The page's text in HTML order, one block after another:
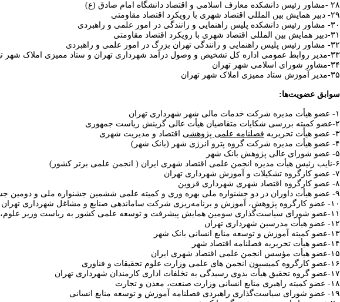
۲۸ -مشاور رئیس دانشکده معارف اسلامی و اقتصاد دانشگاه امام صادق (ع)
۲۹- دبیر همایش بین‌ المللی اقتصاد شهری با رویکرد اقتصاد مقاومتی
۳۰- مشاور رئیس دانشکده پلیس راهنمایی و رانندگی در امور علمی و راهبردی
۳۱-دبیر همایش بین المللی اقتصاد شهری با رویکرد اقتصاد مقاومتی
۳۲- مشاور رئیس پلیس راهنمایی و رانندگی تهران بزرگ در امور علمی و راهبردی
۳۳-مدیر روابط عمومی اداره کل تشخیص و وصول درآمد شهرداری تهران و ستاد ممیزی املاک شهر تهران
۳۴-مشاور شورای اسلامی شهر تهران
۳۵-مدیر آموزش ستاد ممیزی املاک شهر تهران
سوابق عضویت‌ها:
۱- عضو هیأت مدیره شرکت خدمات مالی شهر شهرداری تهران
۲-عضو کمیته بررسی شکایات متقاضیان هیأت عالی گزینش ریاست جمهوری
۳- عضو هیأت تحریریه
فصلنامه علمی پژوهشی اقتصاد و مدیریت شهری
۴- عضو هیأت مدیره شرکت گروه پترو انرژی شهر (بانک شهر)
۵- عضو شورای عالی پژوهش بانک شهر
۶-نایب رئیس هیأت مدیره انجمن علمی اقتصاد شهری ایران ( انجمن علمی برتر کشور)
۷- عضو کارگروه تشکیلات و آموزش شهرداری تهران
۸- عضو کارگروه اقتصاد شهری شهرداری قزوین
۹- عضو هیأت داوران در دو جشنواره ملی بهره وری و کمیته علمی ششمین جشنواره ملی و دومین جشنواره بین المللی برترین‌های پژوهش و نوآوری در مدیریت شهری (جایزه جهانی تهران)
۱۰- عضو کارگروه پژوهش، آموزش و برنامه‌ریزی شرکت ساماندهی صنایع و مشاغل شهرداری تهران
۱۱-عضو شورای سیاست‌گذاری سومین همایش پیشرفت و توسعه علمی کشور به ریاست وزیر علوم، تحقیقات و فناوری
۱۲- عضو هیأت مدرسین شهرداری تهران
۱۳-عضو کمیته آموزش و توسعه منابع انسانی بانک شهر
۱۴-عضو هیأت تحریریه فصلنامه اقتصاد شهر
۱۵-عضو هیأت مؤسس انجمن علمی اقتصاد شهری ایران
۱۶-عضو کارگروه کمیسیون انجمن های علمی وزارت علوم تحقیقات و فناوری
۱۷-عضو گروه تحقیق هیأت بدوی رسیدگی به تخلفات اداری کارمندان شهرداری تهران
۱۸- عضو کمیته راهبری منابع انسانی وزارت صنعت، معدن و تجارت
۱۹- عضو شورای سیاست‌گذاری راهبردی فصلنامه آموزش و توسعه منابع انسانی